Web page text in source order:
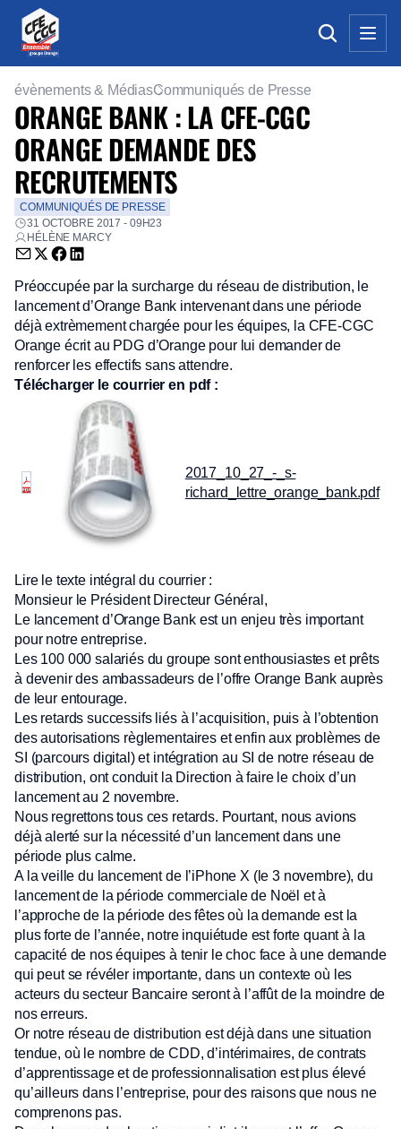
évènements & MédiasCommuniqués de Presse
ORANGE BANK : LA CFE-CGC
ORANGE DEMANDE DES
RECRUTEMENTS
COMMUNIQUÉS DE PRESSE
31 OCTOBRE 2017 - 09H23
HÉLÈNE MARCY
Envoyer par email (nouvelle fenêtre)
Partager sur Twitter (nouvelle fenêtre)
Partager sur Facebook (nouvelle fenêtre)
Partager sur LinkedIn (nouvelle fenêtre)
Préoccupée par la surcharge du réseau de distribution, le
lancement d’Orange Bank intervenant dans une période
déjà extrèmement chargée pour les équipes, la CFE-CGC
Orange écrit au PDG d’Orange pour lui demander de
renforcer les effectifs sans attendre.
Télécharger le courrier en pdf :
2017_10_27_-_s-
richard_lettre_orange_bank.pdf
Lire le texte intégral du courrier :
Monsieur le Président Directeur Général,
Le lancement d’Orange Bank est un enjeu très important
pour notre entreprise.
Les 100 000 salariés du groupe sont enthousiastes et prêts
à devenir des ambassadeurs de l’offre Orange Bank auprès
de leur entourage.
Les retards successifs liés à l’acquisition, puis à l’obtention
des autorisations règlementaires et enfin aux problèmes de
SI (parcours digital) et intégration au SI de notre réseau de
distribution, ont conduit la Direction à faire le choix d’un
lancement au 2 novembre.
Nous regrettons tous ces retards. Pourtant, nous avions
déjà alerté sur la nécessité d’un lancement dans une
période plus calme.
A la veille du lancement de l’iPhone X (le 3 novembre), du
lancement de la période commerciale de Noël et à
l’approche de la période des fêtes où la demande est la
plus forte de l’année, notre inquiétude est forte quant à la
capacité de nos équipes à tenir le choc face à une demande
qui peut se révéler importante, dans un contexte où les
acteurs du secteur Bancaire seront à l’affût de la moindre de
nos erreurs.
Or notre réseau de distribution est déjà dans une situation
tendue, où le nombre de CDD, d’intérimaires, de contrats
d’apprentissage et de professionnalisation est plus élevé
qu’ailleurs dans l’entreprise, pour des raisons que nous ne
comprenons pas.